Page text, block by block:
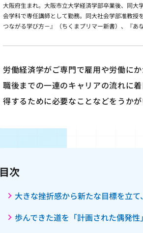
大阪府生まれ。大阪市立大学経済学部卒業後、同
会学科で専任講師として勤務。同大社会学部准教授
つながる学び方－』（ちくまプリマー新書）、『あ
労働経済学がご専門で雇用や労働に
職後までの一連のキャリアの流れに
得するために必要なことなどをうかが
目次
大きな挫折感から新たな目標を立
歩んできた道を「計画された偶発性